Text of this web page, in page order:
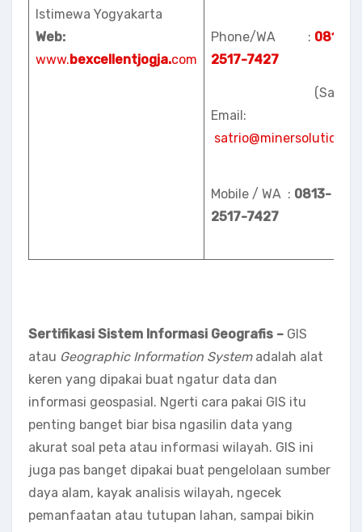
Istimewa Yogyakarta
Web:
www.bexcellentjogja.com
Phone/WA : 0813-
2517-7427
(Satrio)
Email:
satrio@minersolution.id
Mobile / WA : 0813-
2517-7427
Sertifikasi Sistem Informasi Geografis – GIS
atau Geographic Information Systemadalah alat
keren yang dipakai buat ngatur data dan
informasi geospasial. Ngerti cara pakai GIS itu
penting banget biar bisa ngasilin data yang
akurat soal peta atau informasi wilayah. GIS ini
juga pas banget dipakai buat pengelolaan sumber
daya alam, kayak analisis wilayah, ngecek
pemanfaatan atau tutupan lahan, sampai bikin